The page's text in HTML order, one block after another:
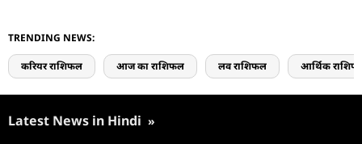
TRENDING NEWS:
करियर राशिफल आज का राशिफल लव राशिफल आर्थिक
Latest News in Hindi »